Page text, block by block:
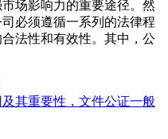
场影响力的重要途径。然
必须遵循一系列的法律程
法性和有效性。其中，公